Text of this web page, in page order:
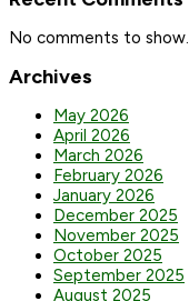
No comments to show.
Archives
May 2026
April 2026
March 2026
February 2026
January 2026
December 2025
November 2025
October 2025
September 2025
August 2025